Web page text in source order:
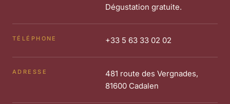
Dégustation gratuite.
TÉLÉPHONE +33 5 63 33 02 02
ADRESSE
481 route des Vergnades,
81600 Cadalen